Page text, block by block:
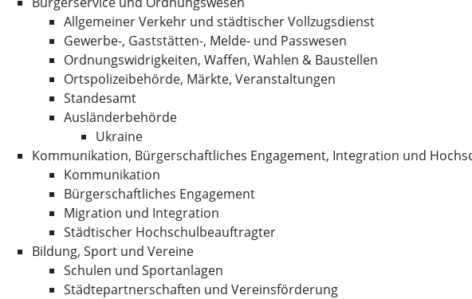
Allgemeiner Verkehr und städtischer Vollzugsdienst
Gewerbe-, Gaststätten-, Melde- und Passwesen
Ordnungswidrigkeiten, Waffen, Wahlen & Baustellen
Ortspolizeibehörde, Märkte, Veranstaltungen
Standesamt
Ausländerbehörde
Ukraine
Kommunikation, Bürgerschaftliches Engagement, Integration und
Kommunikation
Bürgerschaftliches Engagement
Migration und Integration
Städtischer Hochschulbeauftragter
Bildung, Sport und Vereine
Schulen und Sportanlagen
Städtepartnerschaften und Vereinsförderung